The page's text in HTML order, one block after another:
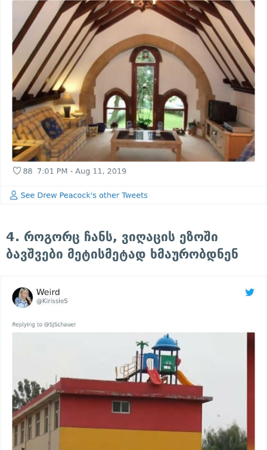
4. როგორც ჩანს, ვიღაცის ეზოში
ბავშვები მეტისმეტად ხმაურობდნენ